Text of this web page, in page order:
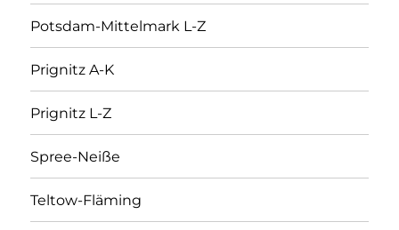
Potsdam-Mittelmark L-Z
Prignitz A-K
Prignitz L-Z
Spree-Neiße
Teltow-Fläming